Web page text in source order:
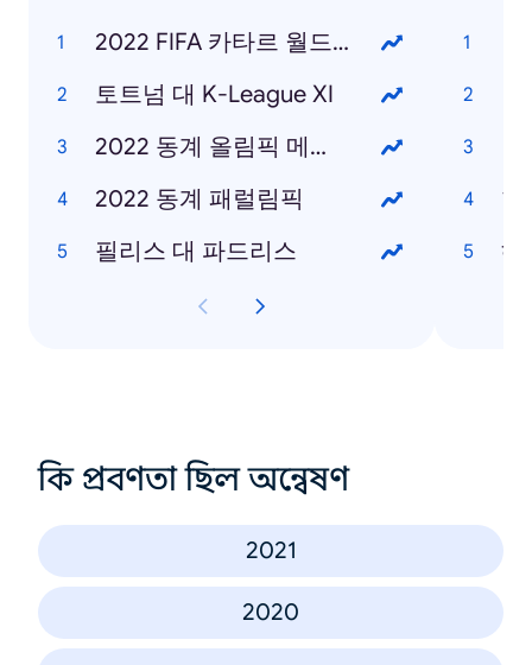
2022 FIFA 카타르 월드컵
토트넘 대 K-League XI
2022 동계 올림픽 메달 현황
2022 동계 패럴림픽
필리스 대 파드리스
한
헤
কি প্রবণতা ছিল অন্বেষণ
2021
2020